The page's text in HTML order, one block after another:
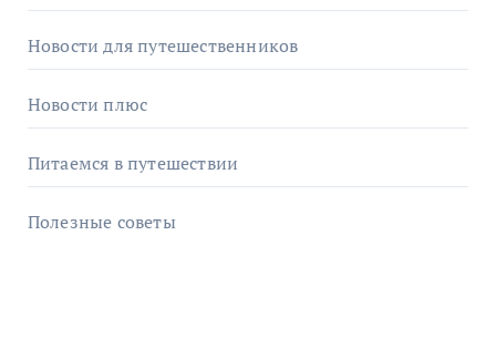
Новости для путешественников
Новости плюс
Питаемся в путешествии
Полезные советы